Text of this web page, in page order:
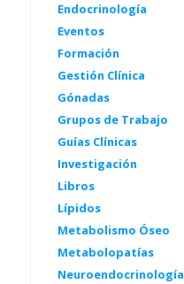
Endocrinología
Eventos
Formación
Gestión Clínica
Gónadas
Grupos de Trabajo
Guías Clínicas
Investigación
Libros
Lípidos
Metabolismo Óseo
Metabolopatías
Neuroendocrinología